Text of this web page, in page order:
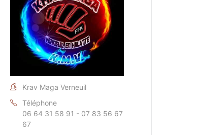
Krav Maga Verneuil
Téléphone
06 64 31 58 91 - 07 83 56 67
67